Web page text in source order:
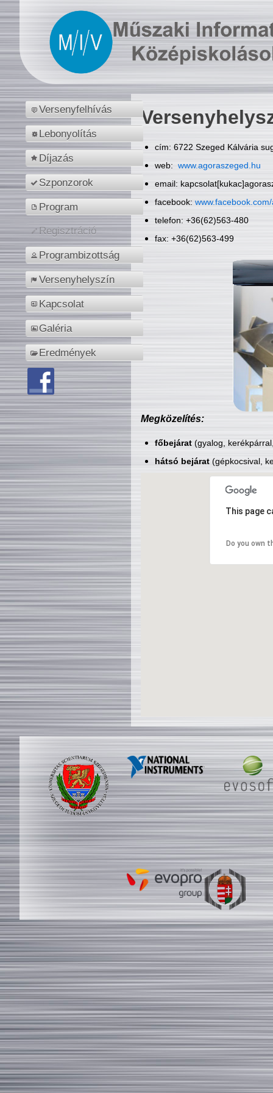
Versenyfelhívás
Lebonyolítás
Díjazás
Szponzorok
Program
Regisztráció
Programbizottság
Versenyhelyszín
Kapcsolat
Galéria
Eredmények
cím: 6722 Szeged Kálvária
web: www.agoraszeged.hu
email:
facebook:
telefon: +36(62)563-480
fax: +36(62)563-499
Megközelítés:
főbejárat(gyalog,
hátsó bejárat(gépkocsival,
This page
Do you own